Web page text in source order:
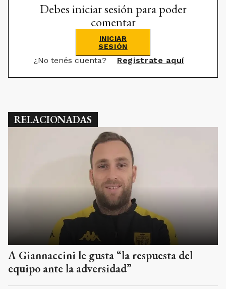
Debes iniciar sesión para poder
comentar
INICIAR
SESIÓN
¿No tenés cuenta? Registrate aquí
RELACIONADAS
A Giannaccini le gusta “la respuesta del
equipo ante la adversidad”